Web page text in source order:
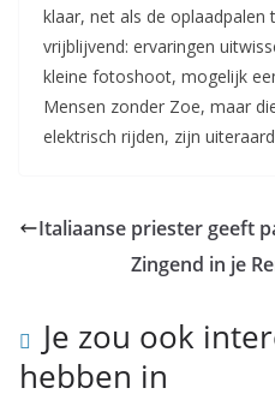
klaar, net als de
vrijblijvend: ervaringen
kleine fotoshoot, mogelijk
Mensen zonder Zoe, maar
elektrisch rijden, zijn
Italiaanse priester geeft
Zingend in je
Je zou ook
hebben in